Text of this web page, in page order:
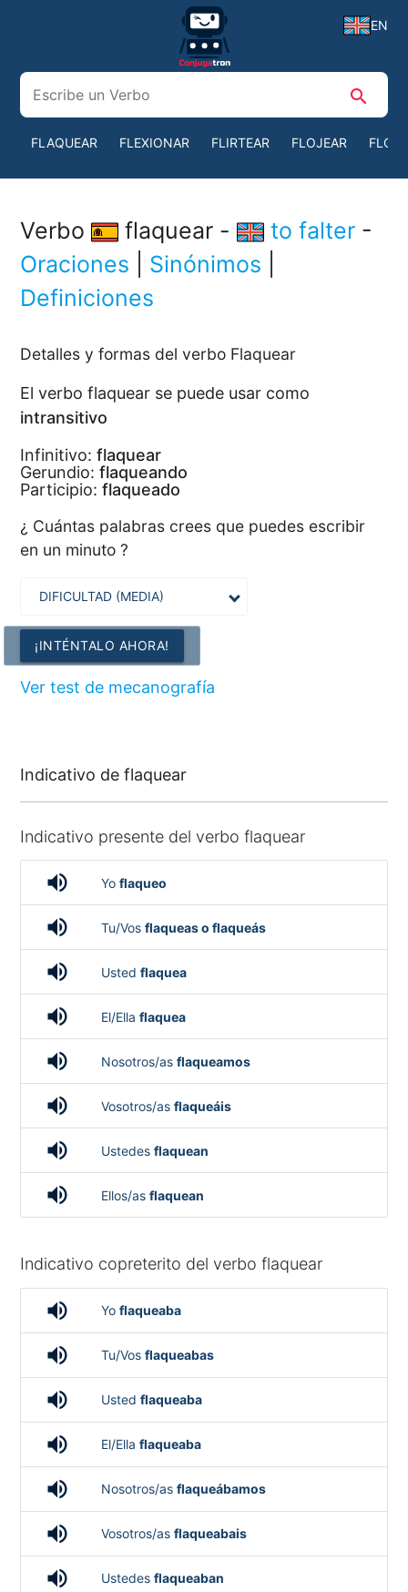
EN
search
FLAQUEAR FLEXIONAR FLIRTEAR FLOJEAR
Verbo flaquear - to falter -
Oraciones
Sinónimos
Definiciones
Detalles y formas del verbo Flaquear
El verbo flaquear se puede usar como
intransitivo
Infinitivo:flaquear
Gerundio:flaqueando
Participio:flaqueado
¿ Cuántas palabras crees que puedes escribir
en un minuto ?
¡INTÉNTALO AHORA!
Ver test de mecanografía
Indicativo de flaquear
Indicativo presente del verbo flaquear
volume_up Yo flaqueo
volume_up Tu/Vos flaqueas o flaqueás
volume_up Usted flaquea
volume_up El/Ella flaquea
volume_up Nosotros/as flaqueamos
volume_up Vosotros/as flaqueáis
volume_up Ustedes flaquean
volume_up Ellos/as flaquean
Indicativo copreterito del verbo flaquear
volume_up Yo flaqueaba
volume_up Tu/Vos flaqueabas
volume_up Usted flaqueaba
volume_up El/Ella flaqueaba
volume_up Nosotros/as flaqueábamos
volume_up Vosotros/as flaqueabais
volume_up Ustedes flaqueaban